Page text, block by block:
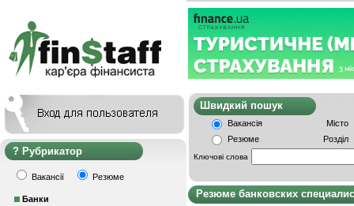
Рубрикатор
Вакансії Резюме
Банки
Швидкий
Вакансія
Місто
Резюме
Розділ
Ключові слова
Резюме банковских